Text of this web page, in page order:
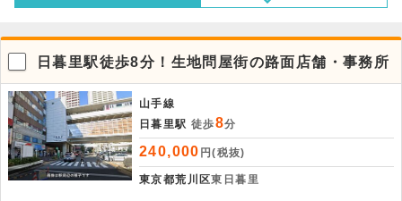
日暮里駅徒歩8分！生地問屋街の路面店舗・事務所
山手線
日暮里駅 徒歩8分
240,000 円(税抜)
東京都荒川区東日暮里